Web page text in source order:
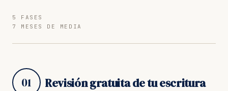
5 FASES
7 MESES DE MEDIA
01 Revisión gratuita de tu escritura